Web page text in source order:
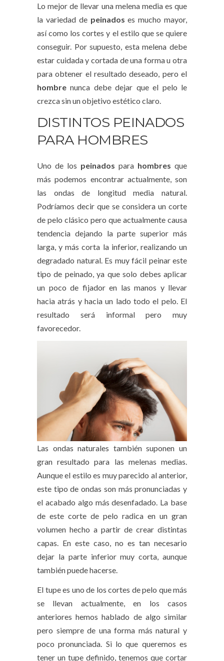
Lo mejor de llevar una melena media es que
la variedad de peinados es mucho mayor,
así como los cortes y el estilo que se quiere
conseguir. Por supuesto, esta melena debe
estar cuidada y cortada de una forma u otra
para obtener el resultado deseado, pero el
hombre nunca debe dejar que el pelo le
crezca sin un objetivo estético claro.
DISTINTOS PEINADOS
PARA HOMBRES
Uno de los peinados para hombres que
más podemos encontrar actualmente, son
las ondas de longitud media natural.
Podríamos decir que se considera un corte
de pelo clásico pero que actualmente causa
tendencia dejando la parte superior más
larga, y más corta la inferior, realizando un
degradado natural. Es muy fácil peinar este
tipo de peinado, ya que solo debes aplicar
un poco de fijador en las manos y llevar
hacia atrás y hacia un lado todo el pelo. El
resultado será informal pero muy
favorecedor.
Las ondas naturales también suponen un
gran resultado para las melenas medias.
Aunque el estilo es muy parecido al anterior,
este tipo de ondas son más pronunciadas y
el acabado algo más desenfadado. La base
de este corte de pelo radica en un gran
volumen hecho a partir de crear distintas
capas. En este caso, no es tan necesario
dejar la parte inferior muy corta, aunque
también puede hacerse.
El tupe es uno de los cortes de pelo que más
se llevan actualmente, en los casos
anteriores hemos hablado de algo similar
pero siempre de una forma más natural y
poco pronunciada. Si lo que queremos es
tener un tupe definido, tenemos que cortar